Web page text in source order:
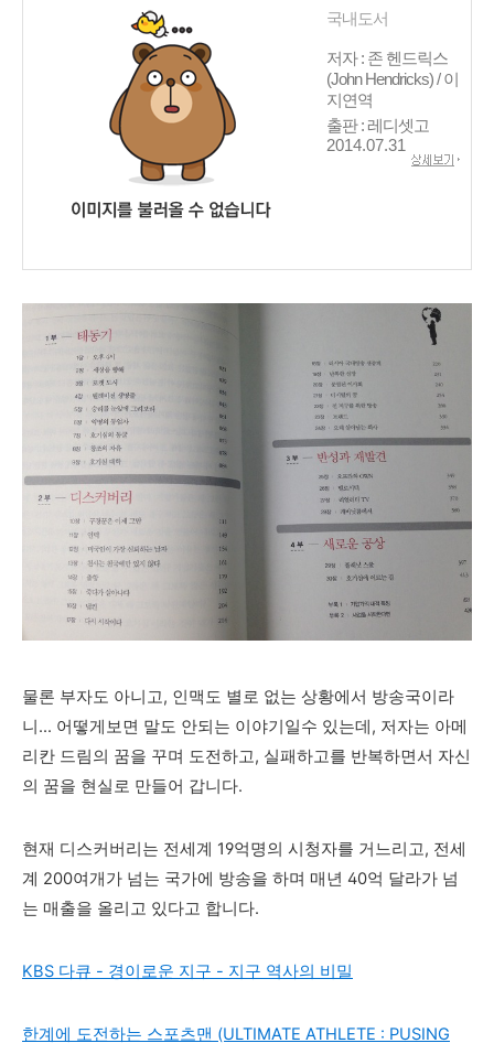
국내도서
저자 : 존 헨드릭스
(John Hendricks) / 이
지연역
출판 : 레디셋고
2014.07.31
물론 부자도 아니고, 인맥도 별로 없는 상황에서 방송국이라
니... 어떻게보면 말도 안되는 이야기일수 있는데, 저자는 아메
리칸 드림의 꿈을 꾸며 도전하고, 실패하고를 반복하면서 자신
의 꿈을 현실로 만들어 갑니다.
현재 디스커버리는 전세계 19억명의 시청자를 거느리고, 전세
계 200여개가 넘는 국가에 방송을 하며 매년 40억 달라가 넘
는 매출을 올리고 있다고 합니다.
KBS 다큐 - 경이로운 지구 - 지구 역사의 비밀
한계에 도전하는 스포츠맨 (ULTIMATE ATHLETE : PUSING